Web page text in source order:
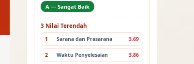
A — Sangat Baik
3 Nilai Terendah
1 Sarana dan Prasarana 3.69
2 Waktu Penyelesaian 3.86